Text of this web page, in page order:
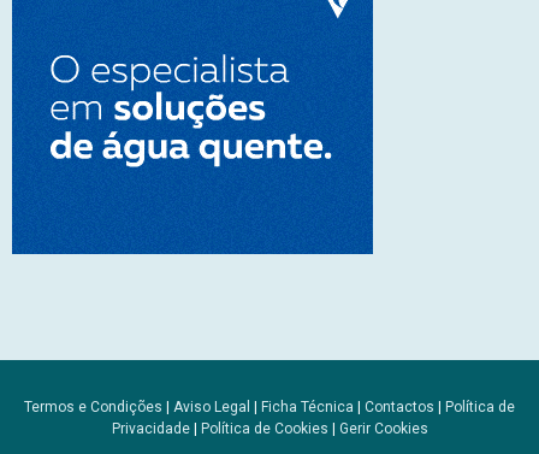
Termos e Condições | Aviso Legal | Ficha Técnica | Contactos | Política de
Privacidade| Política de Cookies | Gerir Cookies